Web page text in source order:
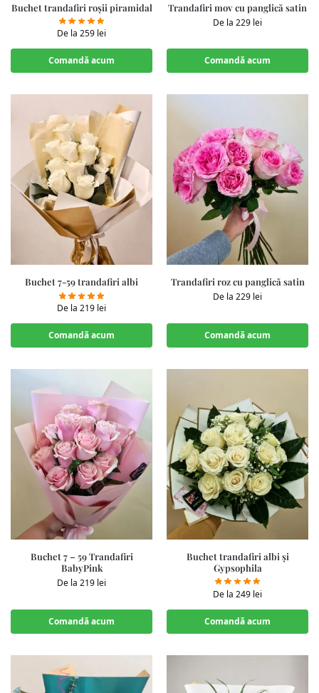
Buchet trandafiri roșii piramidal
De la 259 lei
Comandă acum
Trandafiri mov cu panglică satin
De la 229 lei
Comandă acum
Buchet 7-59 trandafiri albi
De la 219 lei
Comandă acum
Trandafiri roz cu panglică satin
De la 229 lei
Comandă acum
Buchet 7 – 59 Trandafiri
BabyPink
De la 219 lei
Comandă acum
Buchet trandafiri albi și
Gypsophila
De la 249 lei
Comandă acum